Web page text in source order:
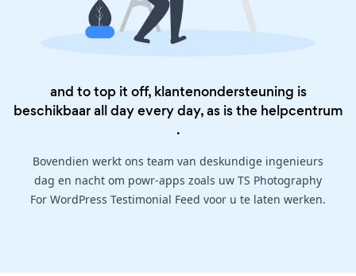
and to top it off, klantenondersteuning is
beschikbaar all day every day, as is the helpcentrum
.
Bovendien werkt ons team van deskundige ingenieurs
dag en nacht om powr-apps zoals uw TS Photography
For WordPress Testimonial Feed voor u te laten werken.